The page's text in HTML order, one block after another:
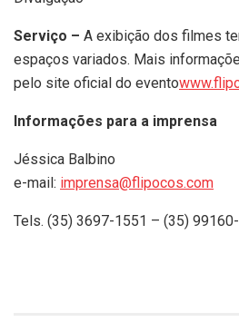
Serviço – A exibição dos filmes
espaços variados. Mais
pelo site oficial do evento
Informações para a imprensa
Jéssica Balbino
e-mail: imprensa@flipocos.com
Tels. (35) 3697-1551 – (35)